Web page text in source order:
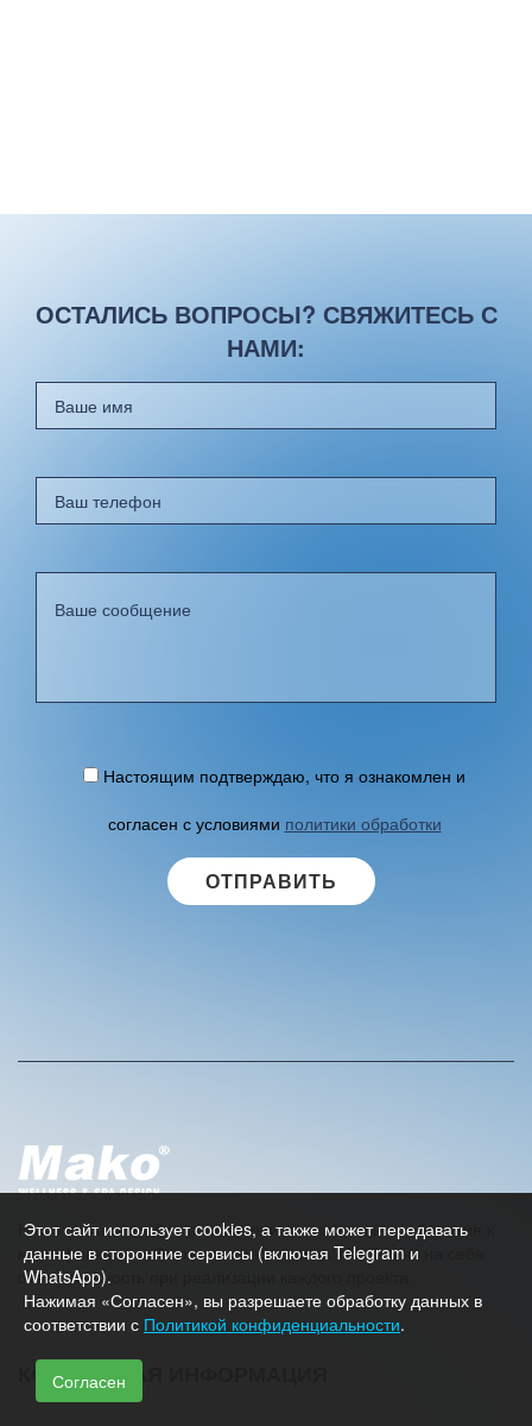
Этот сайт использует cookies, а также может передавать
данные в сторонние сервисы (включая Telegram и
WhatsApp).
Нажимая «Согласен», вы разрешаете обработку данных в
соответствии с Политикой конфиденциальности.
Согласен
ОСТАЛИСЬ ВОПРОСЫ? СВЯЖИТЕСЬ С
НАМИ:
Настоящим подтверждаю, что я ознакомлен и
согласен с условиями политики обработки
персональных данных
e
t
i
eНас отличает особое внимание и повышенные требования к
квалификации собственных работников. Мы берем на себя
ответственность при реализации каждого проекта.
КОНТАКТНАЯ ИНФОРМАЦИЯ